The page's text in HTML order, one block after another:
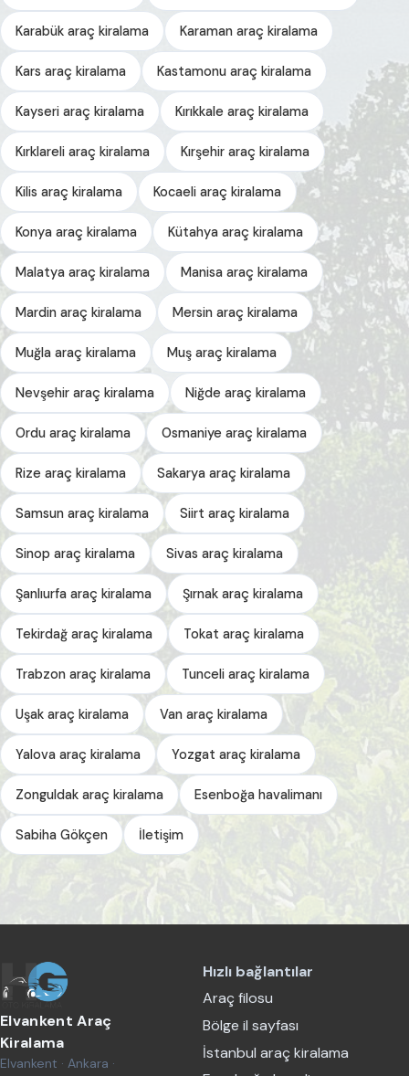
Karabük araç kiralama Karaman araç kiralama
Kars araç kiralama Kastamonu araç kiralama
Kayseri araç kiralama Kırıkkale araç kiralama
Kırklareli araç kiralama Kırşehir araç kiralama
Kilis araç kiralama Kocaeli araç kiralama
Konya araç kiralama Kütahya araç kiralama
Malatya araç kiralama Manisa araç kiralama
Mardin araç kiralama Mersin araç kiralama
Muğla araç kiralama Muş araç kiralama
Nevşehir araç kiralama Niğde araç kiralama
Ordu araç kiralama Osmaniye araç kiralama
Rize araç kiralama Sakarya araç kiralama
Samsun araç kiralama Siirt araç kiralama
Sinop araç kiralama Sivas araç kiralama
Şanlıurfa araç kiralama Şırnak araç kiralama
Tekirdağ araç kiralama Tokat araç kiralama
Trabzon araç kiralama Tunceli araç kiralama
Uşak araç kiralama Van araç kiralama
Yalova araç kiralama Yozgat araç kiralama
Zonguldak araç kiralama Esenboğa havalimanı
Sabiha Gökçen İletişim
Elvankent Araç
Kiralama
Elvankent · Ankara ·
Hızlı bağlantılar
Araç filosu
Bölge il sayfası
İstanbul araç kiralama